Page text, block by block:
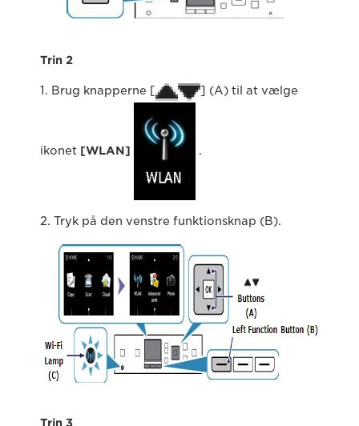
Trin 2
1. Brug knapperne [ ] (A) til at vælge
ikonet [WLAN] .
2. Tryk på den venstre funktionsknap (B).
Trin 3